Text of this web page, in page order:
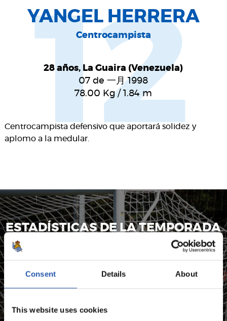
Consent Details About
This website uses cookies
YANGEL HERRERA
Centrocampista
28 años, La Guaira (Venezuela)
07 de 一月 1998
78.00 Kg / 1.84 m
Centrocampista defensivo que aportará solidez y
aplomo a la medular.
12
ESTADÍSTICAS DE LA TEMPORADA
¡SOLO PARA USUARIOS
REGISTRADOS!